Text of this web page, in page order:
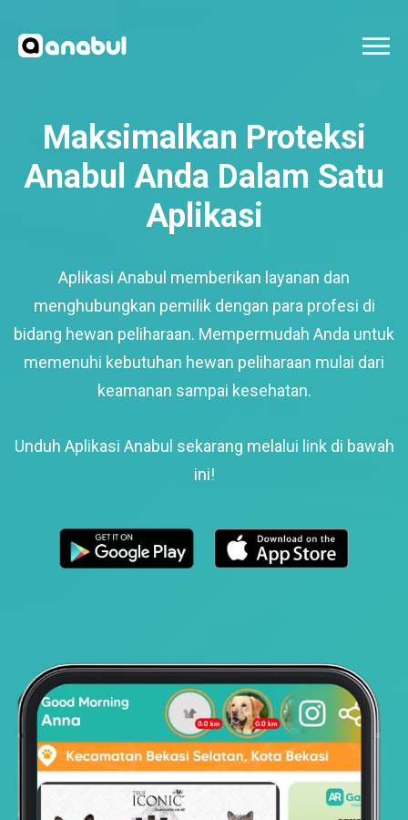
Maksimalkan Proteksi
Anabul Anda Dalam Satu
Aplikasi
Aplikasi Anabul memberikan layanan dan
menghubungkan pemilik dengan para profesi di
bidang hewan peliharaan. Mempermudah Anda untuk
memenuhi kebutuhan hewan peliharaan mulai dari
keamanan sampai kesehatan.
Unduh Aplikasi Anabul sekarang melalui link di bawah
ini!